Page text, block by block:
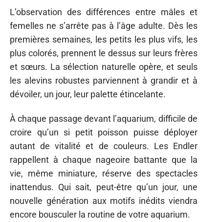
L’observation des différences entre mâles et
femelles ne s’arrête pas à l’âge adulte. Dès les
premières semaines, les petits les plus vifs, les
plus colorés, prennent le dessus sur leurs frères
et sœurs. La sélection naturelle opère, et seuls
les alevins robustes parviennent à grandir et à
dévoiler, un jour, leur palette étincelante.
À chaque passage devant l’aquarium, difficile de
croire qu’un si petit poisson puisse déployer
autant de vitalité et de couleurs. Les Endler
rappellent à chaque nageoire battante que la
vie, même miniature, réserve des spectacles
inattendus. Qui sait, peut-être qu’un jour, une
nouvelle génération aux motifs inédits viendra
encore bousculer la routine de votre aquarium.